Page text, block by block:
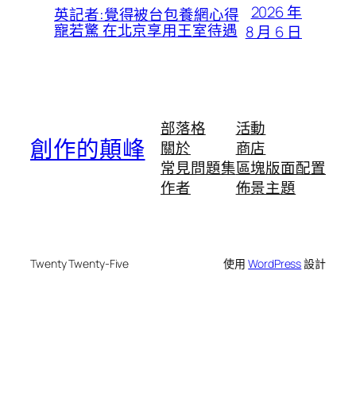
英記者:覺得被台包養網心得
寵若驚 在北京享用王室待遇
2026 年
8 月 6 日
創作的顛峰
部落格
關於
常見問題集
作者
活動
商店
區塊版面配置
佈景主題
Twenty Twenty-Five 使用WordPress設計